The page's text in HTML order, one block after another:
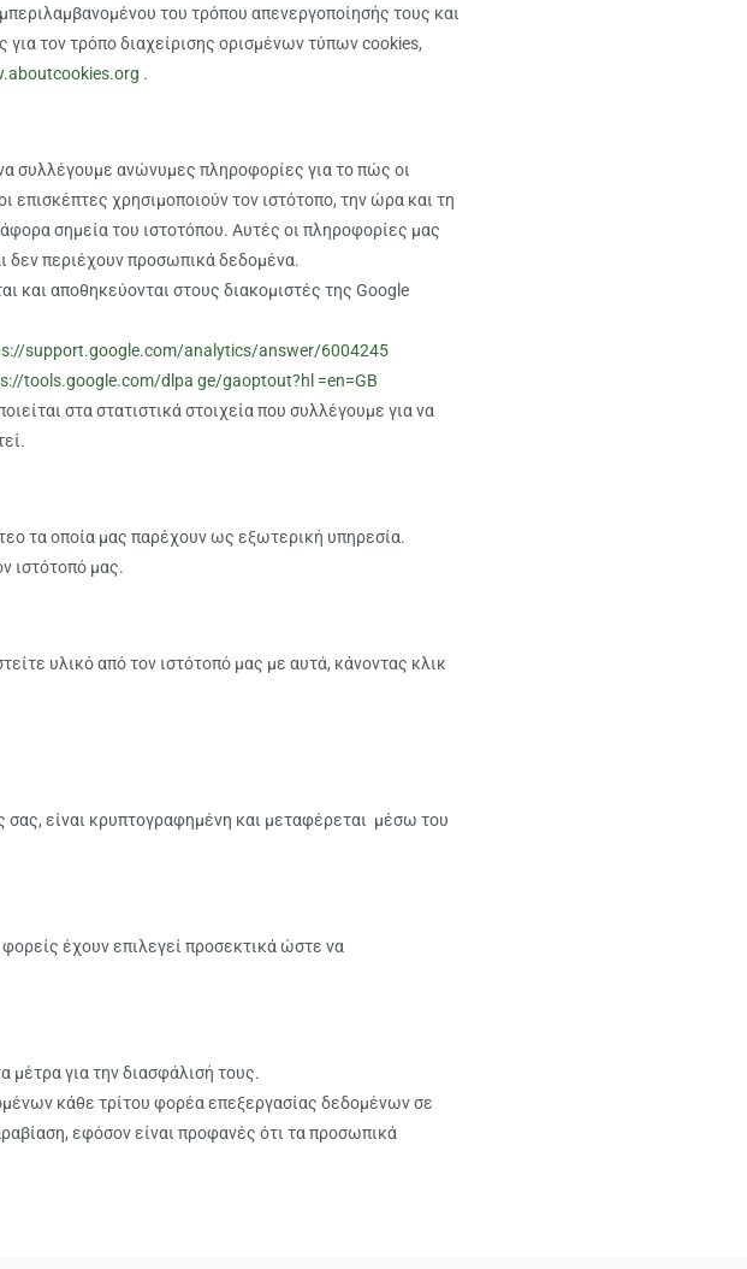
του τρόπου απενεργοποίησής τους και
τον τρόπο διαχείρισης ορισμένων τύπων cookies,
.
συλλέγουμε ανώνυμες πληροφορίες για το πώς οι
χρησιμοποιούν τον ιστότοπο, την ώρα και τη
σημεία του ιστοτόπου. Αυτές οι πληροφορίες μας
δεν περιέχουν προσωπικά δεδομένα.
και αποθηκεύονται στους διακομιστές της Google
support.google.com/analytics/answer/6004245
tools.google.com/dlpa ge/gaoptout?hl =en=GB
στα στατιστικά στοιχεία που συλλέγουμε για να
τα οποία μας παρέχουν ως εξωτερική υπηρεσία.
ιστότοπό μας.
υλικό από τον ιστότοπό μας με αυτά, κάνοντας κλικ
είναι κρυπτογραφημένη και μεταφέρεται μέσω του
έχουν επιλεγεί προσεκτικά ώστε να
για την διασφάλισή τους.
κάθε τρίτου φορέα επεξεργασίας δεδομένων σε
εφόσον είναι προφανές ότι τα προσωπικά